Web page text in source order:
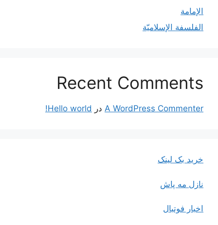
الإمامة
الفلسفة الإسلاميّة
Recent Comments
A WordPress Commenter در Hello world!
خرید بک لینک
نازل مه پاش
اخبار فوتبال